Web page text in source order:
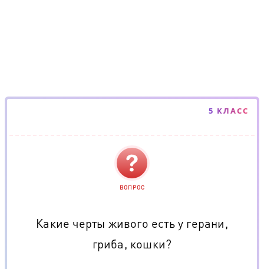
5 КЛАСС
ВОПРОС
Какие черты живого есть у герани,
гриба, кошки?